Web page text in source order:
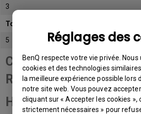
Réglages des
BenQ respecte votre vie privée. Nous
cookies et des technologies
la meilleure expérience possible lors
notre site web. Vous pouvez
cliquant sur « Accepter les cookies »,
strictement nécessaires » pour
3
Total de sous-pixels admissibles
5
Catégorie de panneau
Résolution Full
HD (FHD)